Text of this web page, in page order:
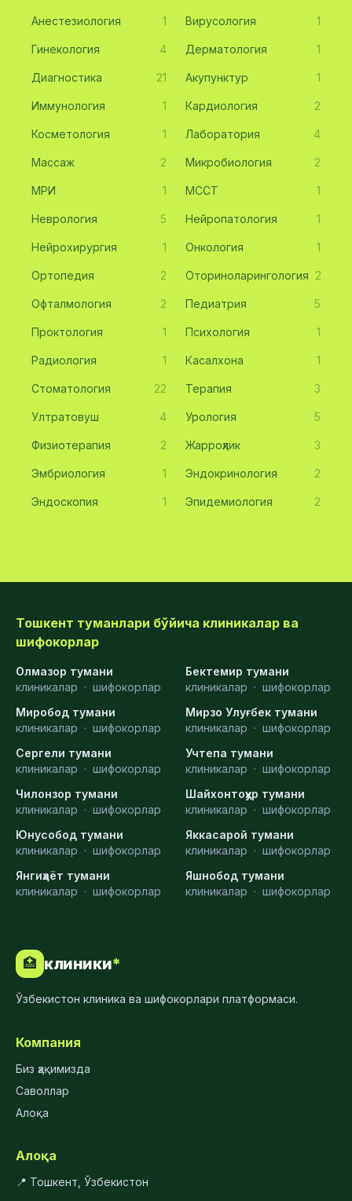
Анестезиология 1 Вирусология 1
Гинекология 4 Дерматология 1
Диагностика 21 Акупунктур 1
Иммунология 1 Кардиология 2
Косметология 1 Лаборатория 4
Массаж 2 Микробиология 2
МРИ 1 МССТ 1
Неврология 5 Нейропатология 1
Нейрохирургия 1 Онкология 1
Ортопедия 2 Оториноларингология 2
Офталмология 2 Педиатрия 5
Проктология 1 Психология 1
Радиология 1 Касалхона 1
Стоматология 22 Терапия 3
Ултратовуш 4 Урология 5
Физиотерапия 2 Жарроҳлик 3
Эмбриология 1 Эндокринология 2
Эндоскопия 1 Эпидемиология 2
Тошкент туманлари бўйича клиникалар ва
шифокорлар
Олмазор тумани
клиникалар · шифокорлар
Бектемир тумани
клиникалар · шифокорлар
Миробод тумани
клиникалар · шифокорлар
Мирзо Улуғбек тумани
клиникалар · шифокорлар
Сергели тумани
клиникалар · шифокорлар
Учтепа тумани
клиникалар · шифокорлар
Чилонзор тумани
клиникалар · шифокорлар
Шайхонтоҳур тумани
клиникалар · шифокорлар
Юнусобод тумани
клиникалар · шифокорлар
Яккасарой тумани
клиникалар · шифокорлар
Янгиҳаёт тумани
клиникалар · шифокорлар
Яшнобод тумани
клиникалар · шифокорлар
🏥 клиники*
Ўзбекистон клиника ва шифокорлари платформаси.
Компания
Биз ҳақимизда
Саволлар
Алоқа
Алоқа
📍 Тошкент, Ўзбекистон